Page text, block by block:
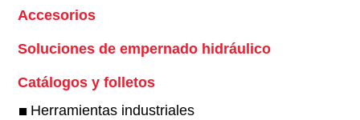
Accesorios
Soluciones de empernado hidráulico
Catálogos y folletos
Herramientas industriales